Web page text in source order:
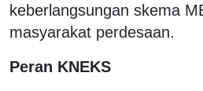
keberlangsungan skema
masyarakat perdesaan.
Peran KNEKS